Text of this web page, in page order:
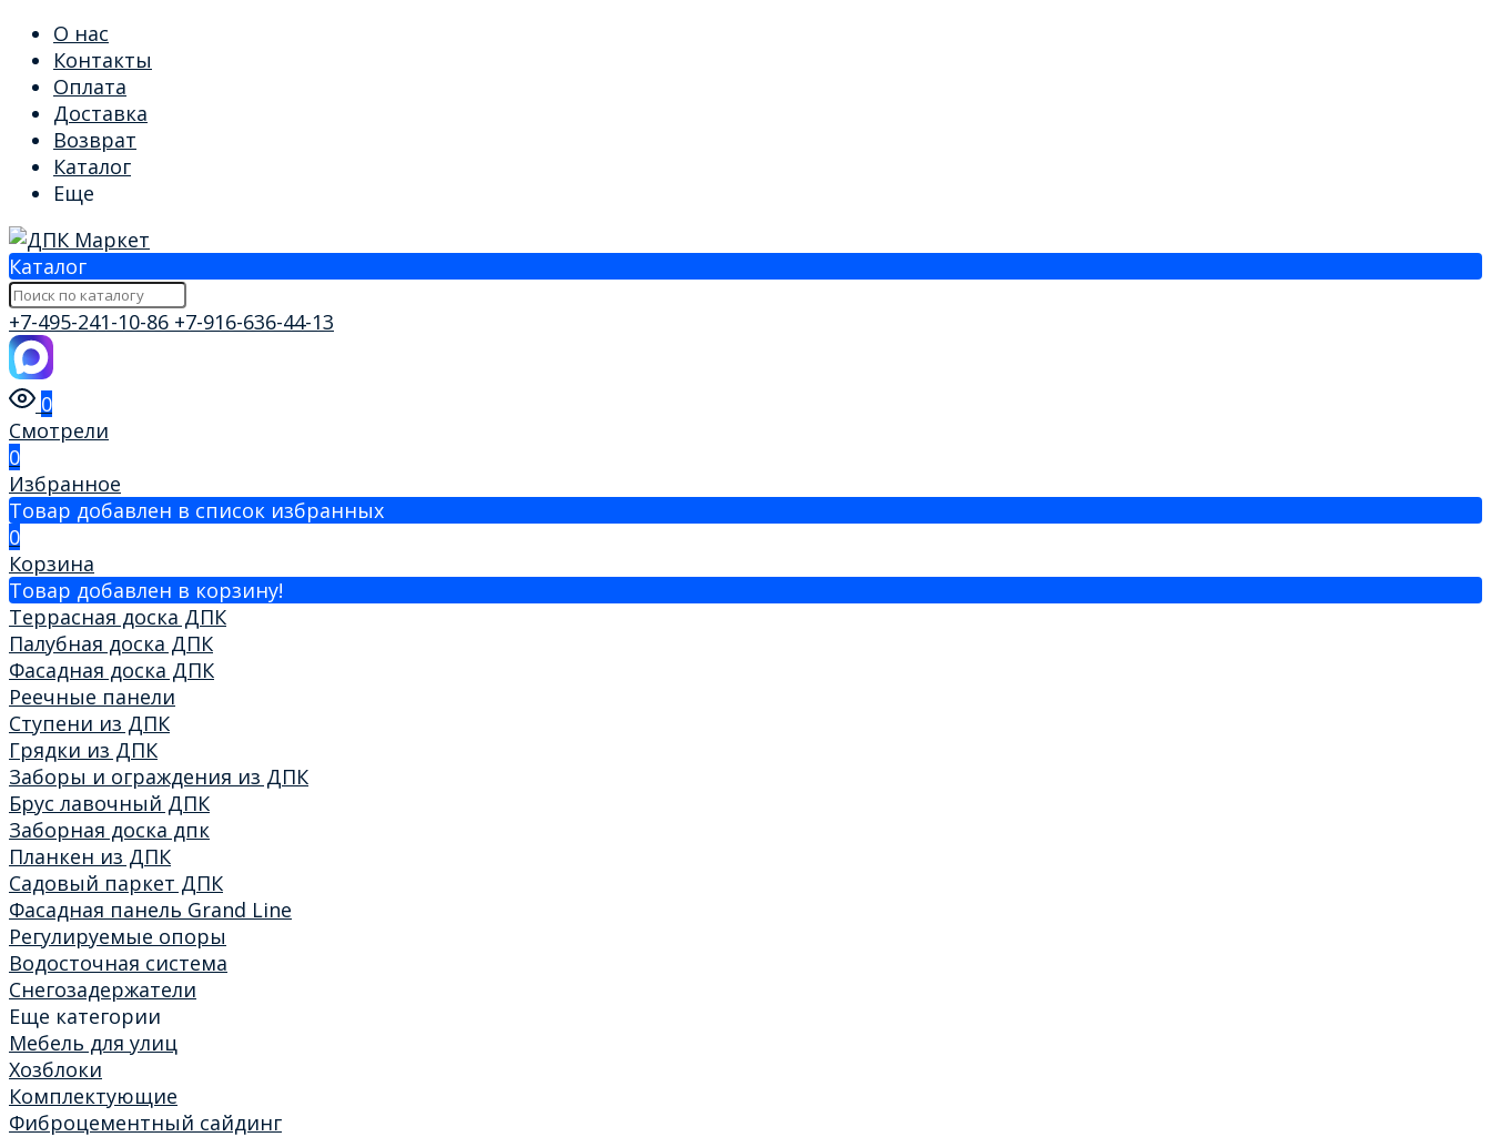
О нас
Контакты
Оплата
Доставка
Возврат
Каталог
Еще
Каталог
+7-495-241-10-86 +7-916-636-44-13
0
Смотрели
0
Избранное
Товар добавлен в список избранных
0
Корзина
Товар добавлен в корзину!
Террасная доска ДПК
Палубная доска ДПК
Фасадная доска ДПК
Реечные панели
Ступени из ДПК
Грядки из ДПК
Заборы и ограждения из ДПК
Брус лавочный ДПК
Заборная доска дпк
Планкен из ДПК
Садовый паркет ДПК
Фасадная панель Grand Line
Регулируемые опоры
Водосточная система
Снегозадержатели
Еще категории
Мебель для улиц
Хозблоки
Комплектующие
Фиброцементный сайдинг